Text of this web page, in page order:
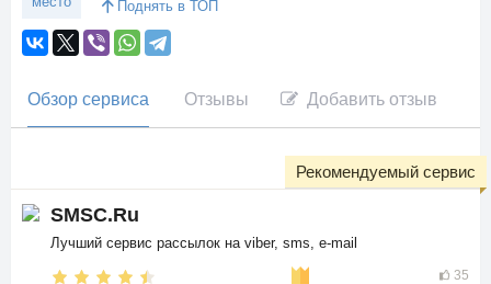
Поднять в ТОП
Обзор сервиса Отзывы Добавить отзыв
SMSC.Ru
Лучший сервис рассылок на viber, sms, e-mail
35
Рекомендуемый сервис